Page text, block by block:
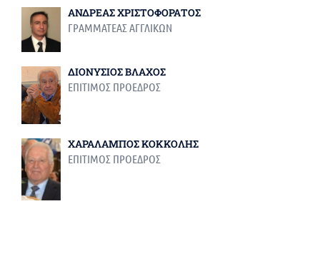
ΑΝΔΡΕΑΣ ΧΡΙΣΤΟΦΟΡΑΤΟΣ
ΓΡΑΜΜΑΤΕΑΣ ΑΓΓΛΙΚΩΝ
ΔΙΟΝΥΣΙΟΣ ΒΛΑΧΟΣ
ΕΠΙΤΙΜΟΣ ΠΡΟΕΔΡΟΣ
ΧΑΡΑΛΑΜΠΟΣ ΚΟΚΚΟΛΗΣ
ΕΠΙΤΙΜΟΣ ΠΡΟΕΔΡΟΣ